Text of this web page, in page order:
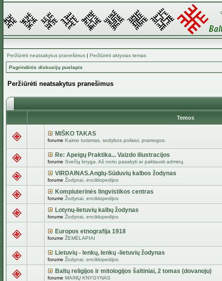
Peržiūrėti neatsakytus pranešimus | Peržiūrėti aktyvias temas
Pagrindinis diskusijų puslapis
Peržiūrėti neatsakytus pranešimus
Temos
MIŠKO TAKAS
forume Kaimo turizmas, sodybos poilsiui, pramogos.
Re: Apeigų Praktika... Vaizdo iliustracijos
forume Svečių knyga. Aš noriu pasakyti ar paklausti adminų
VIRDAINAS.Anglų-Sūduvių kalbos žodynas
forume Žodynai, enciklopedijos
Kompiuterinės lingvistikos centras
forume Žodynai, enciklopedijos
Lotynų-lietuvių kalbų žodynas
forume Žodynai, enciklopedijos
Europos etnografija 1918
forume ŽEMĖLAPIAI
Lietuvių - lenkų, lenkų -lietuvių žodynas
forume Žodynai, enciklopedijos
Baltų religijos ir mitologijos šaltiniai, 2 tomas (dovanoju)
forume MAINŲ KNYGYNAS